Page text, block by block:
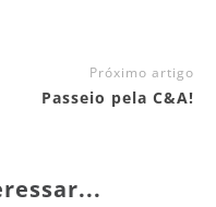
Próximo artigo
Passeio pela C&A!